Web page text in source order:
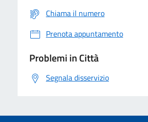
Chiama il numero
Prenota appuntamento
Problemi in Città
Segnala disservizio